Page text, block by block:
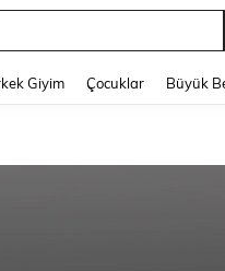
Giyim Çocuklar Büyük